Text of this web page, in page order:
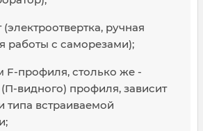
ручная
работы с саморезами);
F-профиля, столько же -
видного) профиля, зависит
типа встраиваемой